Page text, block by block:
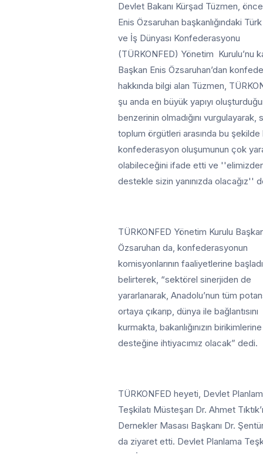
Devlet Bakanı Kürşad Tüzmen,
Enis Özsaruhan başkanlığındaki
ve İş Dünyası Konfederasyonu
(TÜRKONFED) Yönetim Kurulu’nu
Başkan Enis Özsaruhan’dan
hakkında bilgi alan Tüzmen,
şu anda en büyük yapıyı
benzerinin olmadığını vurgulayarak,
toplum örgütleri arasında bu şekilde
konfederasyon oluşumunun çok
olabileceğini ifade etti ve
destekle sizin yanınızda olacağız''
TÜRKONFED Yönetim Kurulu
Özsaruhan da, konfederasyonun
komisyonlarının faaliyetlerine
belirterek, “sektörel sinerjiden de
yararlanarak, Anadolu’nun tüm
ortaya çıkarıp, dünya ile bağlantısını
kurmakta, bakanlığınızın
desteğine ihtiyacımız olacak” dedi.
TÜRKONFED heyeti, Devlet
Teşkilatı Müsteşarı Dr. Ahmet
Dernekler Masası Başkanı Dr.
da ziyaret etti. Devlet Planlama